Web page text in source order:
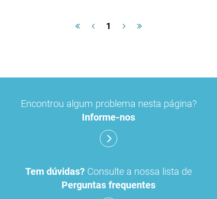
1
Encontrou algum problema nesta página?
Informe-nos
Tem dúvidas? Consulte a nossa lista de
Perguntas frequentes